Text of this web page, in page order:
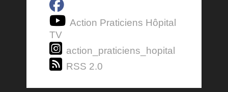
Action Praticiens Hôpital
TV
action_praticiens_hopital
RSS 2.0